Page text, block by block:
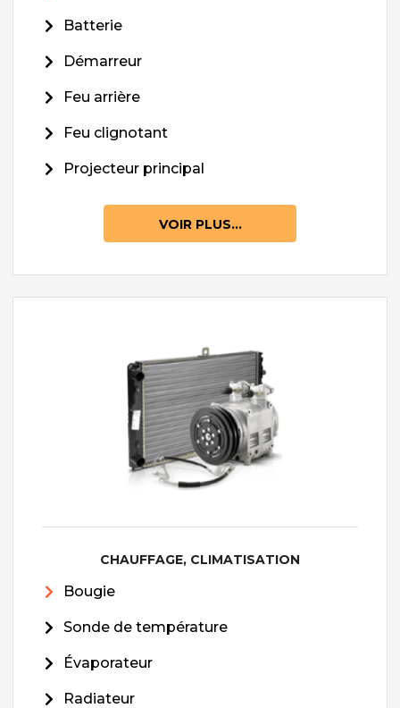
Batterie
Démarreur
Feu arrière
Feu clignotant
Projecteur principal
VOIR PLUS...
CHAUFFAGE, CLIMATISATION
Bougie
Sonde de température
Évaporateur
Radiateur